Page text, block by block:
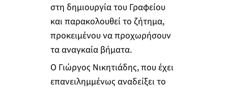
στη δημιουργία του Γραφείου
και παρακολουθεί το ζήτημα,
προκειμένου να προχωρήσουν
τα αναγκαία βήματα.
Ο Γιώργος Νικητιάδης, που έχει
επανειλημμένως αναδείξει το